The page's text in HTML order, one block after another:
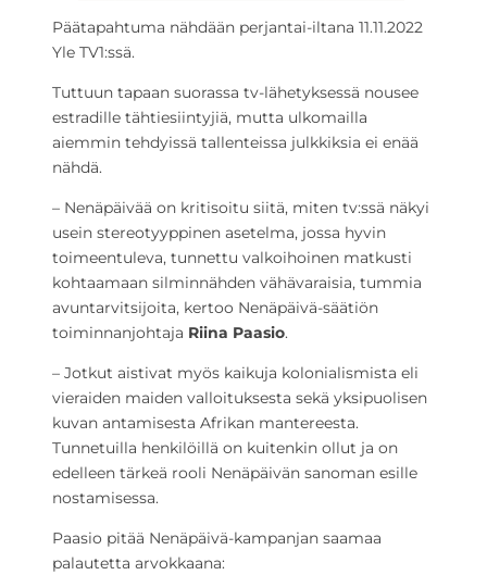
Päätapahtuma nähdään perjantai-iltana 11.11.2022
Yle TV1:ssä.
Tuttuun tapaan suorassa tv-lähetyksessä nousee
estradille tähtiesiintyjiä, mutta ulkomailla
aiemmin tehdyissä tallenteissa julkkiksia ei enää
nähdä.
– Nenäpäivää on kritisoitu siitä, miten tv:ssä näkyi
usein stereotyyppinen asetelma, jossa hyvin
toimeentuleva, tunnettu valkoihoinen matkusti
kohtaamaan silminnähden vähävaraisia, tummia
avuntarvitsijoita, kertoo Nenäpäivä-säätiön
toiminnanjohtaja Riina Paasio.
– Jotkut aistivat myös kaikuja kolonialismista eli
vieraiden maiden valloituksesta sekä yksipuolisen
kuvan antamisesta Afrikan mantereesta.
Tunnetuilla henkilöillä on kuitenkin ollut ja on
edelleen tärkeä rooli Nenäpäivän sanoman esille
nostamisessa.
Paasio pitää Nenäpäivä-kampanjan saamaa
palautetta arvokkaana: